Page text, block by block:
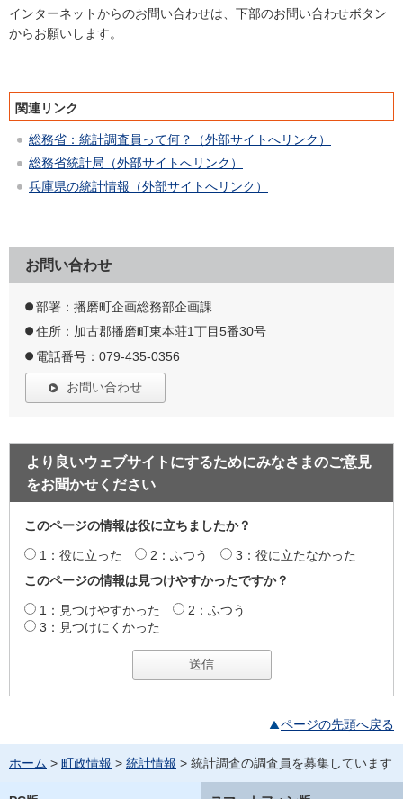
インターネットからのお問い合わせは、下部のお問い合わせボタン
からお願いします。
関連リンク
総務省：統計調査員って何？（外部サイトへリンク）
総務省統計局（外部サイトへリンク）
兵庫県の統計情報（外部サイトへリンク）
お問い合わせ
部署：播磨町企画総務部企画課
住所：加古郡播磨町東本荘1丁目5番30号
電話番号：079-435-0356
お問い合わせ
より良いウェブサイトにするためにみなさまのご意見
をお聞かせください
このページの情報は役に立ちましたか？
1：役に立った 2：ふつう
3：役に立たなかった
このページの情報は見つけやすかったですか？
1：見つけやすかった
2：ふつう
3：見つけにくかった
ページの先頭へ戻る
ホーム > 町政情報 > 統計情報 > 統計調査の調査員を募集しています